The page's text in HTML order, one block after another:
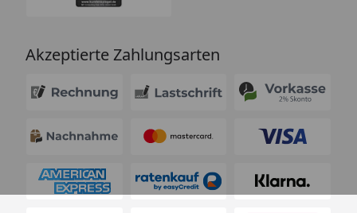
Akzeptierte Zahlungsarten